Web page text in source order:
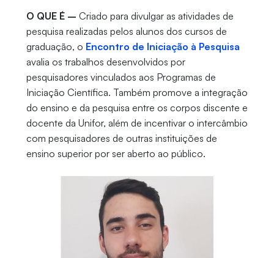
O QUE É – Criado para divulgar as atividades de
pesquisa realizadas pelos alunos dos cursos de
graduação, o Encontro de Iniciação à Pesquisa
avalia os trabalhos desenvolvidos por
pesquisadores vinculados aos Programas de
Iniciação Científica. Também promove a integração
do ensino e da pesquisa entre os corpos discente e
docente da Unifor, além de incentivar o intercâmbio
com pesquisadores de outras instituições de
ensino superior por ser aberto ao público.